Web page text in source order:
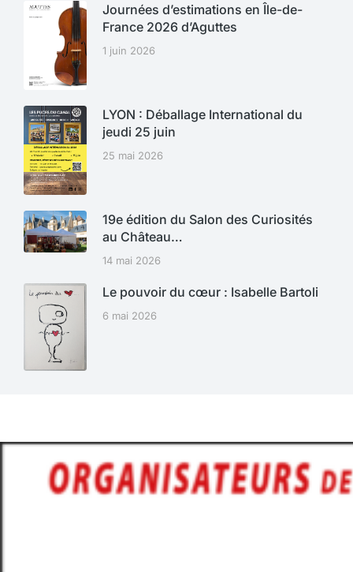
Journées d’estimations en Île-de-
France 2026 d’Aguttes
1 juin 2026
LYON : Déballage International du
jeudi 25 juin
25 mai 2026
19e édition du Salon des Curiosités
au Château…
14 mai 2026
Le pouvoir du cœur : Isabelle Bartoli
6 mai 2026